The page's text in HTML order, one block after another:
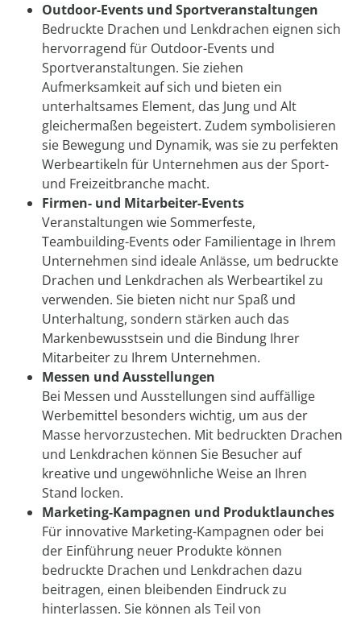
Outdoor-Events und Sportveranstaltungen
Bedruckte Drachen und Lenkdrachen eignen sich
hervorragend für Outdoor-Events und
Sportveranstaltungen. Sie ziehen
Aufmerksamkeit auf sich und bieten ein
unterhaltsames Element, das Jung und Alt
gleichermaßen begeistert. Zudem symbolisieren
sie Bewegung und Dynamik, was sie zu perfekten
Werbeartikeln für Unternehmen aus der Sport-
und Freizeitbranche macht.
Firmen- und Mitarbeiter-Events
Veranstaltungen wie Sommerfeste,
Teambuilding-Events oder Familientage in Ihrem
Unternehmen sind ideale Anlässe, um bedruckte
Drachen und Lenkdrachen als Werbeartikel zu
verwenden. Sie bieten nicht nur Spaß und
Unterhaltung, sondern stärken auch das
Markenbewusstsein und die Bindung Ihrer
Mitarbeiter zu Ihrem Unternehmen.
Messen und Ausstellungen
Bei Messen und Ausstellungen sind auffällige
Werbemittel besonders wichtig, um aus der
Masse hervorzustechen. Mit bedruckten Drachen
und Lenkdrachen können Sie Besucher auf
kreative und ungewöhnliche Weise an Ihren
Stand locken.
Marketing-Kampagnen und Produktlaunches
Für innovative Marketing-Kampagnen oder bei
der Einführung neuer Produkte können
bedruckte Drachen und Lenkdrachen dazu
beitragen, einen bleibenden Eindruck zu
hinterlassen. Sie können als Teil von